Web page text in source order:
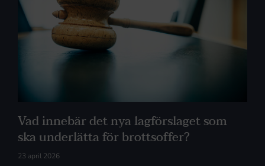
Vad innebär det nya lagförslaget som
ska underlätta för brottsoffer?
23 april 2026